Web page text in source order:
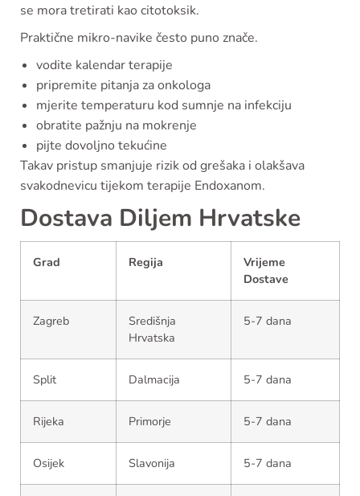
se mora tretirati kao citotoksik.
Praktične mikro-navike često puno znače.
vodite kalendar terapije
pripremite pitanja za onkologa
mjerite temperaturu kod sumnje na infekciju
obratite pažnju na mokrenje
pijte dovoljno tekućine
Takav pristup smanjuje rizik od grešaka i olakšava
svakodnevicu tijekom terapije Endoxanom.
Dostava Diljem Hrvatske
Grad Regija
Vrijeme
Dostave
Zagreb
Središnja
Hrvatska
5-7 dana
Split Dalmacija 5-7 dana
Rijeka Primorje 5-7 dana
Osijek Slavonija 5-7 dana